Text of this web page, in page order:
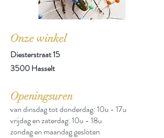
Onze winkel
Diesterstraat 15
3500 Hasselt
Openingsuren
van dinsdag tot donderdag: 10u - 17u
vrijdag en zaterdag: 10u - 18u
zondag en maandag gesloten